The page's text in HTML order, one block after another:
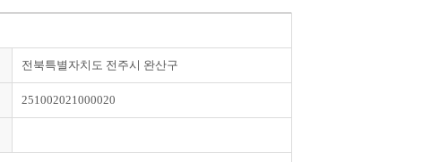
전북특별자치도 전주시 완산구
251002021000020